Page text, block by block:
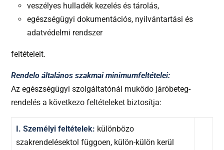
veszélyes hulladék kezelés és tárolás,
egészségügyi dokumentációs, nyilvántartási és
adatvédelmi rendszer
feltételeit.
Rendelo általános szakmai minimumfeltételei:
Az egészségügyi szolgáltatónál muködo járóbeteg-
rendelés a következo feltételeket biztosítja:
I. Személyi feltételek: különbözo
szakrendelésektol függoen, külön-külön kerül